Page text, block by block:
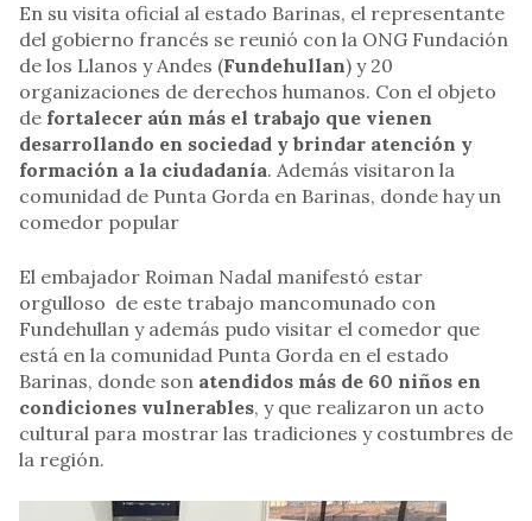
En su visita oficial al estado Barinas, el representante
del gobierno francés se reunió con la ONG Fundación
de los Llanos y Andes (Fundehullan) y 20
organizaciones de derechos humanos. Con el objeto
de fortalecer aún más el trabajo que vienen
desarrollando en sociedad y brindar atención y
formación a la ciudadanía. Además visitaron la
comunidad de Punta Gorda en Barinas, donde hay un
comedor popular
El embajador Roiman Nadal manifestó estar
orgulloso de este trabajo mancomunado con
Fundehullan y además pudo visitar el comedor que
está en la comunidad Punta Gorda en el estado
Barinas, donde son atendidos más de 60 niños en
condiciones vulnerables, y que realizaron un acto
cultural para mostrar las tradiciones y costumbres de
la región.